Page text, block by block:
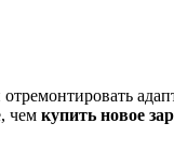
отремонтировать
чем купить новое